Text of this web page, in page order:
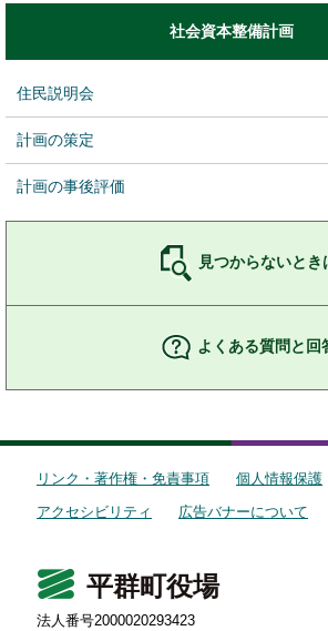
社会資本整備計画
住民説明会
計画の策定
計画の事後評価
見つからないとき
よくある質問と回
リンク・著作権・免責事項
個人情報保護
アクセシビリティ
広告バナーについて
平群町役場
法人番号2000020293423